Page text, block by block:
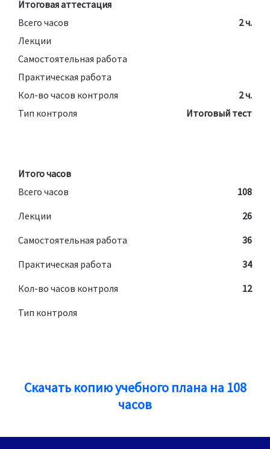
Итоговая аттестация
Всего часов
2 ч.
Лекции
Самостоятельная работа
Практическая работа
Кол-во часов контроля
2 ч.
Тип контроля
Итоговый тест
Итого часов
Всего часов
108
Лекции
26
Самостоятельная работа
36
Практическая работа
34
Кол-во часов контроля
12
Тип контроля
Скачать копию учебного плана на 108
часов